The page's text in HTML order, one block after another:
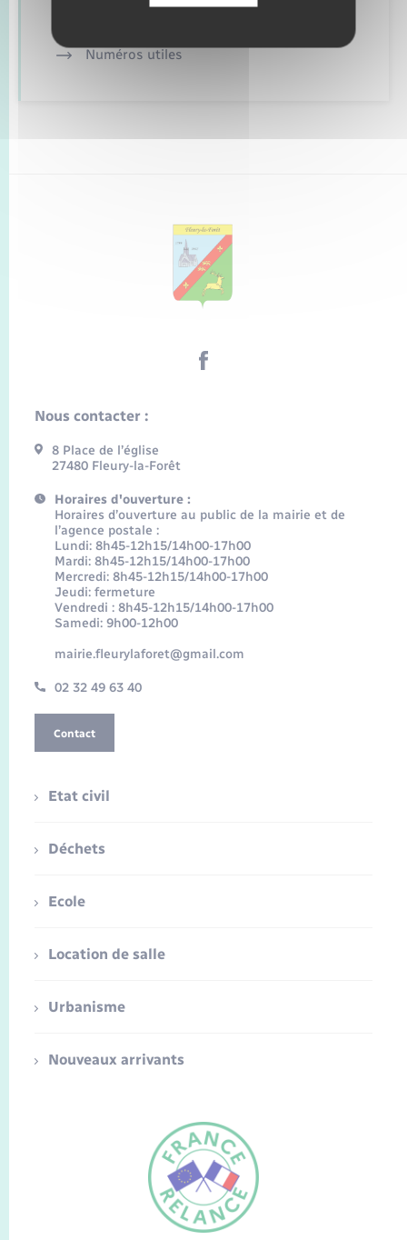
FR
Numéros utiles
Nous contacter :
8 Place de l’église
27480 Fleury-la-Forêt
Horaires d'ouverture :
Horaires d’ouverture au public de la mairie et de
l’agence postale :
Lundi: 8h45-12h15/14h00-17h00
Mardi: 8h45-12h15/14h00-17h00
Mercredi: 8h45-12h15/14h00-17h00
Jeudi: fermeture
Vendredi : 8h45-12h15/14h00-17h00
Samedi: 9h00-12h00
mairie.fleurylaforet@gmail.com
02 32 49 63 40
Contact
Etat civil
Déchets
Ecole
Location de salle
Urbanisme
Nouveaux arrivants